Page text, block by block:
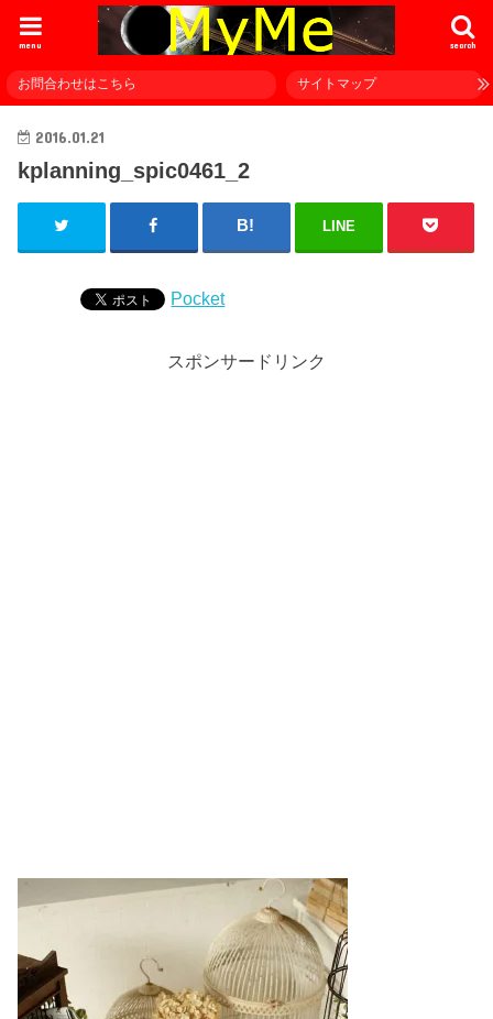
search
menu
お問合わせはこちら サイトマップ
2016.01.21
kplanning_spic0461_2
LINE
Pocket
スポンサードリンク